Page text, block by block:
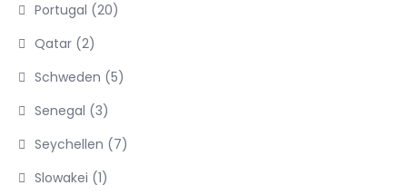
Portugal (20)
Qatar (2)
Schweden (5)
Senegal (3)
Seychellen (7)
Slowakei (1)